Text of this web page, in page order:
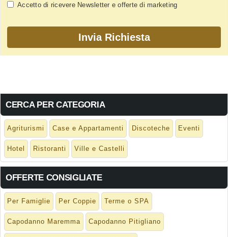
Accetto di ricevere Newsletter e offerte di marketing
CERCA PER CATEGORIA
Agriturismi Case e Appartamenti Discoteche Eventi
Hotel Ristoranti Ville e Castelli
OFFERTE CONSIGLIATE
Per Famiglie Per Coppie Terme o SPA
Capodanno Maremma Capodanno Pitigliano